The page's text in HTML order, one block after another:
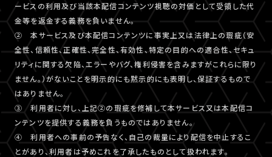
ービスの利用及び当該本配信コンテンツ視聴の対価として受領した代
金等を返金する義務を負いません。
② 本サービス及び本配信コンテンツに事実上又は法律上の瑕疵（安
全性、信頼性、正確性、完全性、有効性、特定の目的への適合性、セキュ
リティに関する欠陥、エラーやバグ、権利侵害を含みますがこれらに限り
ません。）がないことを明示的にも黙示的にも表明し、保証するもので
はありません。
③ 利用者に対し、上記②の瑕疵を修補して本サービス又は本配信コ
ンテンツを提供する義務を負うものではありません。
④ 利用者への事前の予告なく、自己の裁量により配信を中止するこ
とがあり、利用者は予めこれを了承したものとして扱われます。